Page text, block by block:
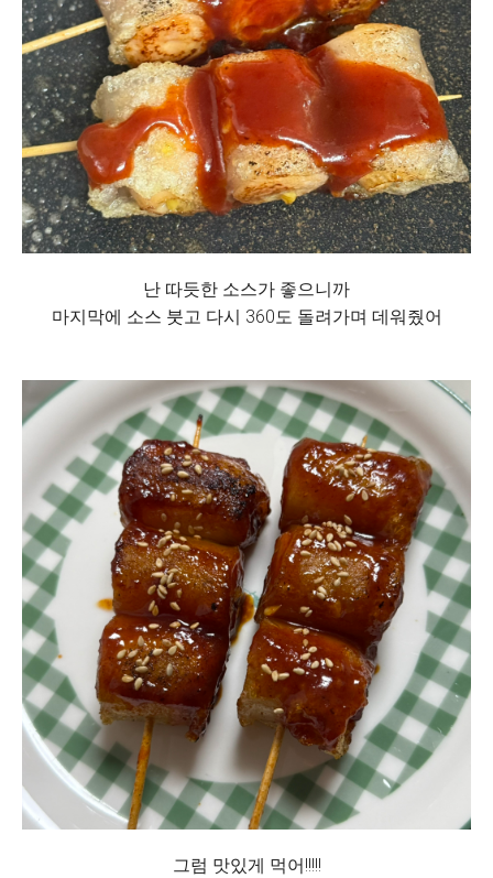
난 따듯한 소스가 좋으니까
마지막에 소스 붓고 다시 360도 돌려가며 데워줬어
그럼 맛있게 먹어!!!!!